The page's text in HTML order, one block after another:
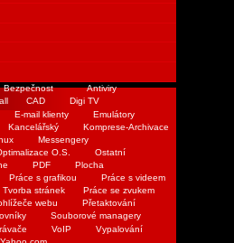
Bezpečnost
Antiviry
CAD
Digi TV
E-mail klienty
Emulátory
Kancelářský
Komprese-Archivace
Messengery
O.S.
Ostatní
PDF
Plocha
Práce s grafikou
Práce s videem
Tvorba stránek
Práce se zvukem
webu
Přetaktování
Souborové managery
VoIP
Vypalování